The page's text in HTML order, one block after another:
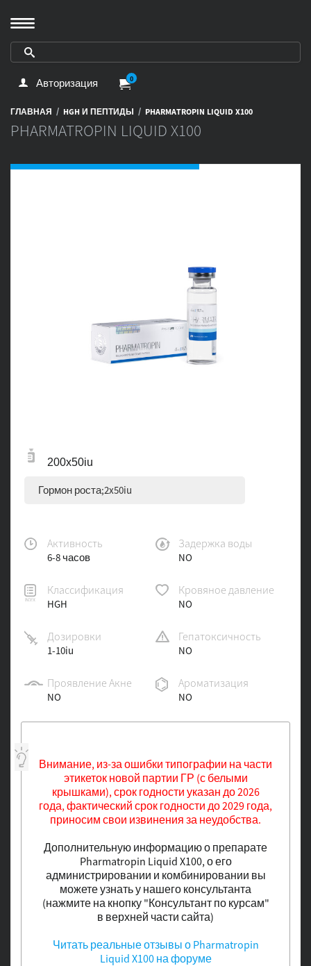
Авторизация 0
ГЛАВНАЯ / HGH И ПЕПТИДЫ / PHARMATROPIN LIQUID X100
PHARMATROPIN LIQUID X100
200x50iu
Гормон роста;2x50iu
Активность
6-8 часов
Задержка воды
NO
Классификация
HGH
Кровяное давление
NO
Дозировки
1-10iu
Гепатоксичность
NO
Проявление Акне
NO
Ароматизация
NO
Внимание, из-за ошибки типографии на части
этикеток новой партии ГР (с белыми
крышками), срок годности указан до 2026
года, фактический срок годности до 2029 года,
приносим свои извинения за неудобства.
Дополнительную информацию о препарате
Pharmatropin Liquid X100, о его
администрировании и комбинировании вы
можете узнать у нашего консультанта
(нажмите на кнопку "Консультант по курсам"
в верхней части сайта)
Читать реальные отзывы о Pharmatropin
Liquid X100 на форуме